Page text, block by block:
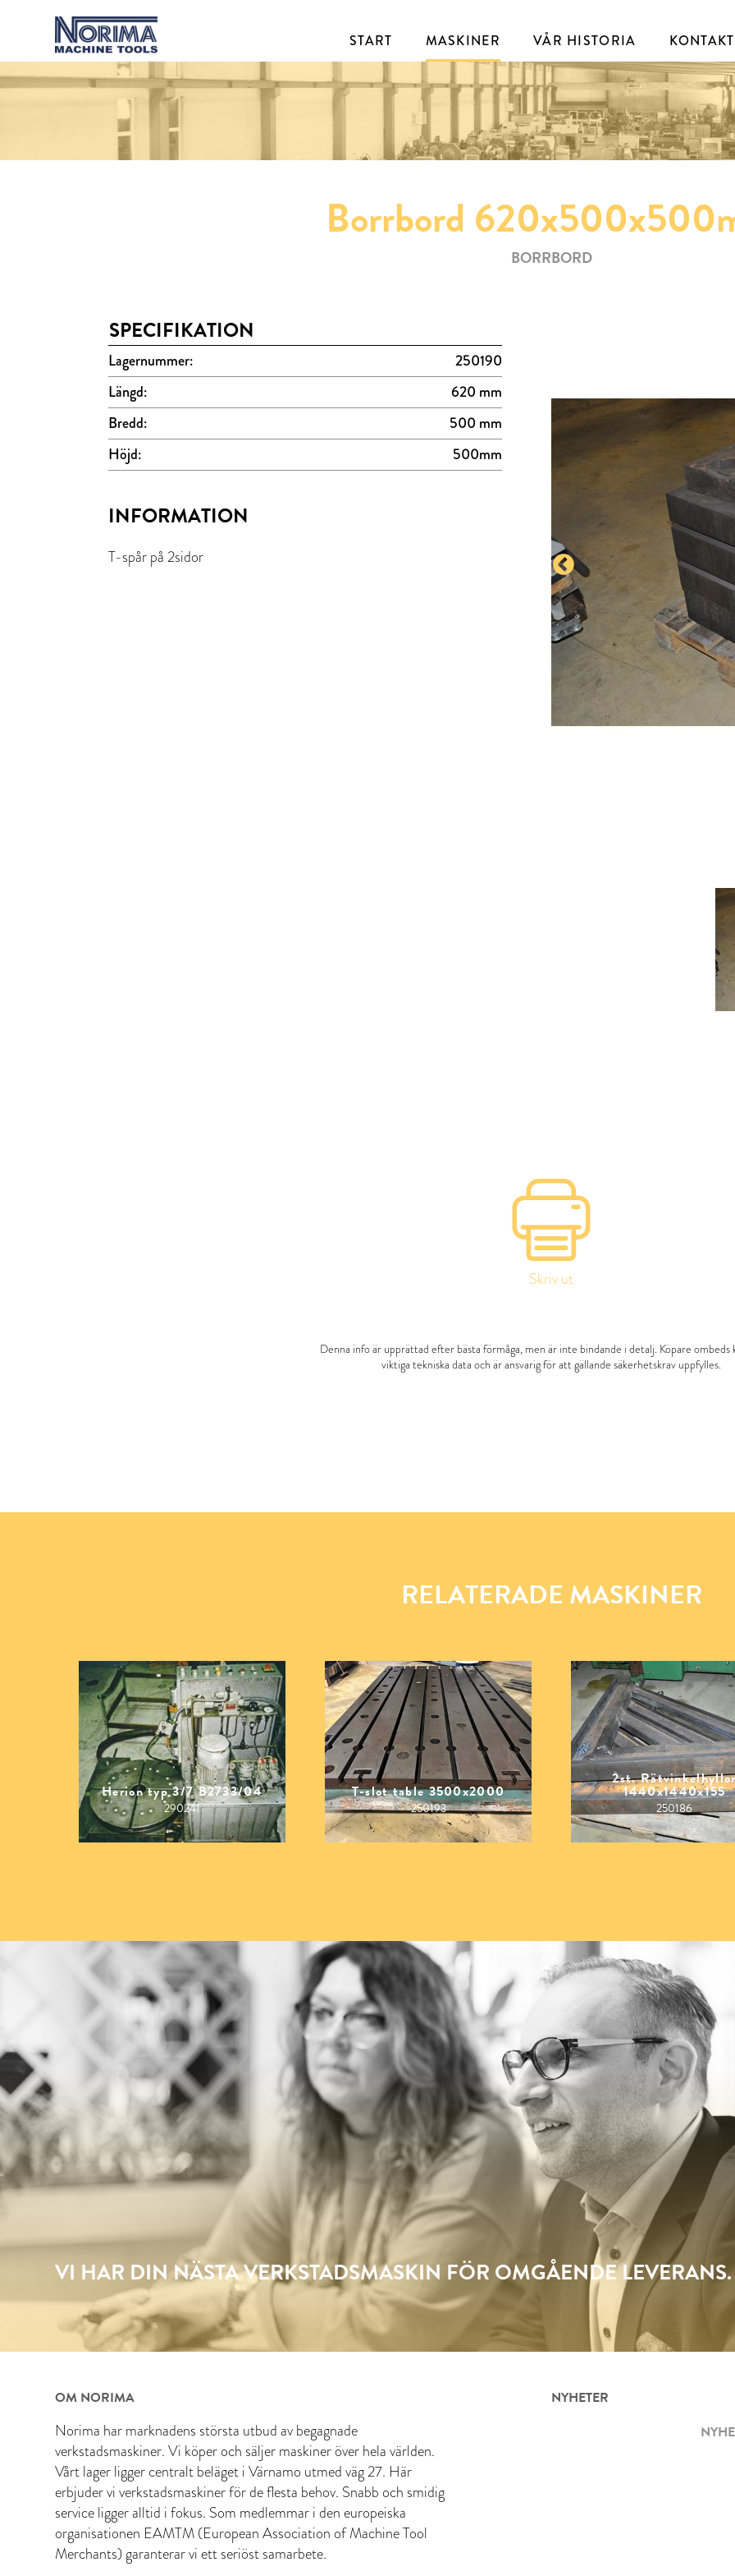
START MASKINER VÅR HISTORIA KONTAKT
Borrbord
BORRBORD
SPECIFIKATION
Lagernummer:
250190
Längd:
620 mm
Bredd:
500 mm
Höjd:
500mm
INFORMATION
T-spår på 2sidor
Skriv ut
Denna info är upprättad efter bästa förmåga, men är inte bindande i detalj. Köpare ombeds
viktiga tekniska data och är ansvarig för att gällande säkerhetskrav uppfylles.
RELATERADE MASKINER
Herion typ 3/7 B2733/04
290241
T-slot table 3500x2000
250193
2st.
1440x1440x155
250186
VI HAR DIN NÄSTA VERKSTADSMASKIN FÖR OMGÅENDE LEVERANS.
OM NORIMA
Norima har marknadens största utbud av begagnade
verkstadsmaskiner. Vi köper och säljer maskiner över hela världen.
Vårt lager ligger centralt beläget i Värnamo utmed väg 27. Här
erbjuder vi verkstadsmaskiner för de flesta behov. Snabb och smidig
service ligger alltid i fokus. Som medlemmar i den europeiska
organisationen EAMTM (European Association of Machine Tool
Merchants) garanterar vi ett seriöst samarbete.
NYHETER